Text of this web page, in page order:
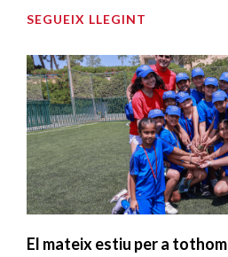
SEGUEIX LLEGINT
El mateix estiu per a tothom